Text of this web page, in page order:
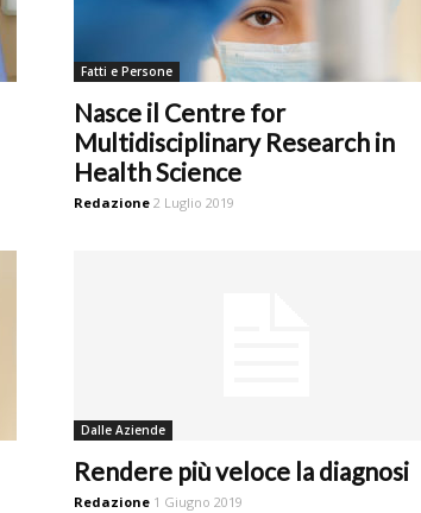
Fatti e Persone
Nasce il Centre for
Multidisciplinary Research in
Health Science
Redazione 2 Luglio 2019
Dalle Aziende
Rendere più veloce la diagnosi
Redazione 1 Giugno 2019